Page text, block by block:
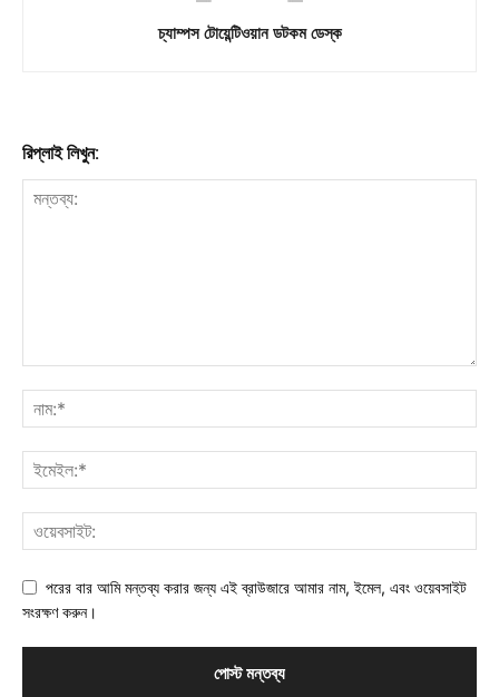
চ্যাম্পস টোয়েন্টিওয়ান ডটকম ডেস্ক
রিপ্লাই লিখুন:
পরের বার আমি মন্তব্য করার জন্য এই ব্রাউজারে আমার নাম, ইমেল, এবং ওয়েবসাইট
সংরক্ষণ করুন।